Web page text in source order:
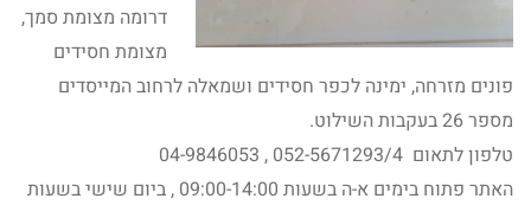
דרומה מצומת סמך,
מצומת חסידים
פונים מזרחה, ימינה לכפר חסידים ושמאלה לרחוב המייסדים
מספר 26 בעקבות השילוט.
טלפון לתאום 052-5671293/4 , 04-9846053
האתר פתוח בימים א-ה בשעות 09:00-14:00 , ביום שישי בשעות